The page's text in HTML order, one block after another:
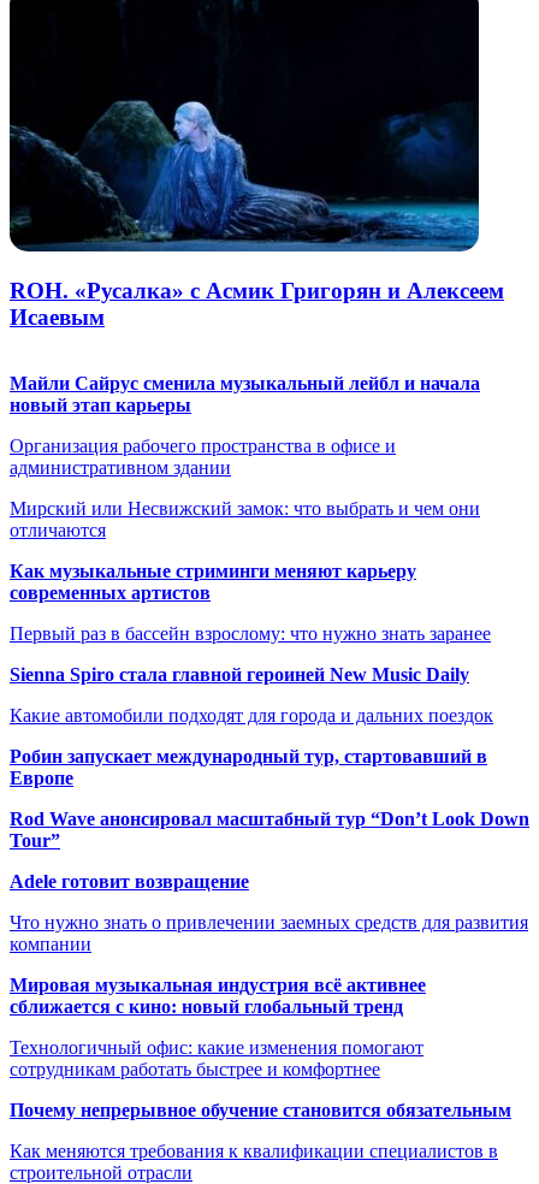
ROH. «Русалка» с Асмик Григорян и Алексеем
Исаевым
Майли Сайрус сменила музыкальный лейбл и начала
новый этап карьеры
Организация рабочего пространства в офисе и
административном здании
Мирский или Несвижский замок: что выбрать и чем они
отличаются
Как музыкальные стриминги меняют карьеру
современных артистов
Первый раз в бассейн взрослому: что нужно знать заранее
Sienna Spiro стала главной героиней New Music Daily
Какие автомобили подходят для города и дальних поездок
Робин запускает международный тур, стартовавший в
Европе
Rod Wave анонсировал масштабный тур “Don’t Look Down
Tour”
Adele готовит возвращение
Что нужно знать о привлечении заемных средств для развития
компании
Мировая музыкальная индустрия всё активнее
сближается с кино: новый глобальный тренд
Технологичный офис: какие изменения помогают
сотрудникам работать быстрее и комфортнее
Почему непрерывное обучение становится обязательным
Как меняются требования к квалификации специалистов в
строительной отрасли